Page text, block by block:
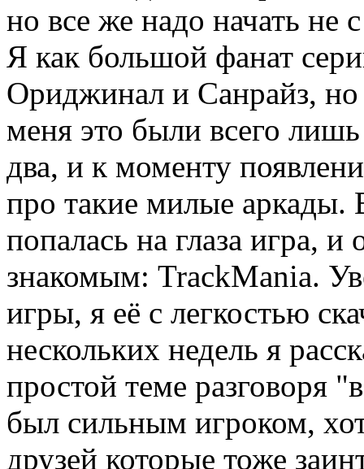
но все же надо начать не
Я как большой фанат
Ориджинал и Санрайз, но
меня это были всего
два, и к моменту
про такие милые аркады.
попалась на глаза игра,
знакомым: TrackMania.
игры, я её с легкостью
нескольких недель я
простой теме разговоря
был сильным игроком,
друзей которые тоже